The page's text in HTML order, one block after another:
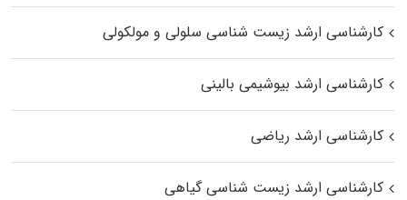
کارشناسی ارشد زیست شناسی سلولی و مولکولی
کارشناسی ارشد بیوشیمی بالینی
کارشناسی ارشد ریاضی
کارشناسی ارشد زیست‌ شناسی گیاهی